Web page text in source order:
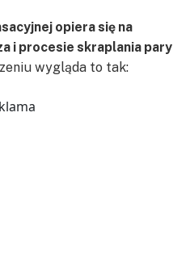
opiera się na
i procesie skraplania pary
wygląda to tak: